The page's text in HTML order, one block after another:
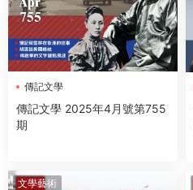
傳記文學
傳記文學 2025年4月號第755
期
文學藝術